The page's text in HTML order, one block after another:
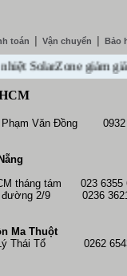
toán Vận chuyển Bảo
SolarZone giảm giá
Phạm Văn Đồng 0932
tháng tám 023 6355
đường 2/9 0236
Ma Thuột
Thái Tổ 0262